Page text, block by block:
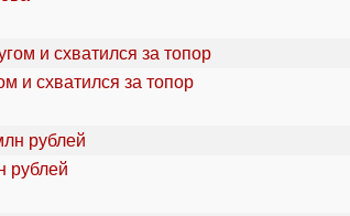
и схватился за топор
рублей